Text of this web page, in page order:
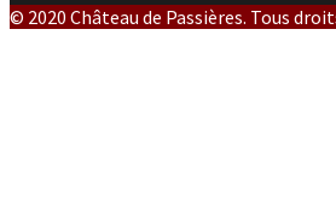
© 2020 Château de Passières. Tous